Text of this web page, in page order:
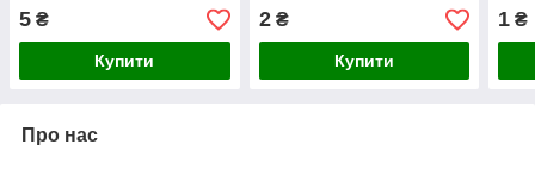
5 ₴
Купити
2₴
Купити
1 ₴
Про нас